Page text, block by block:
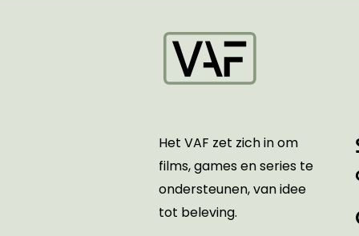
Het VAF zet zich in om
films, games en series te
ondersteunen, van idee
tot beleving.